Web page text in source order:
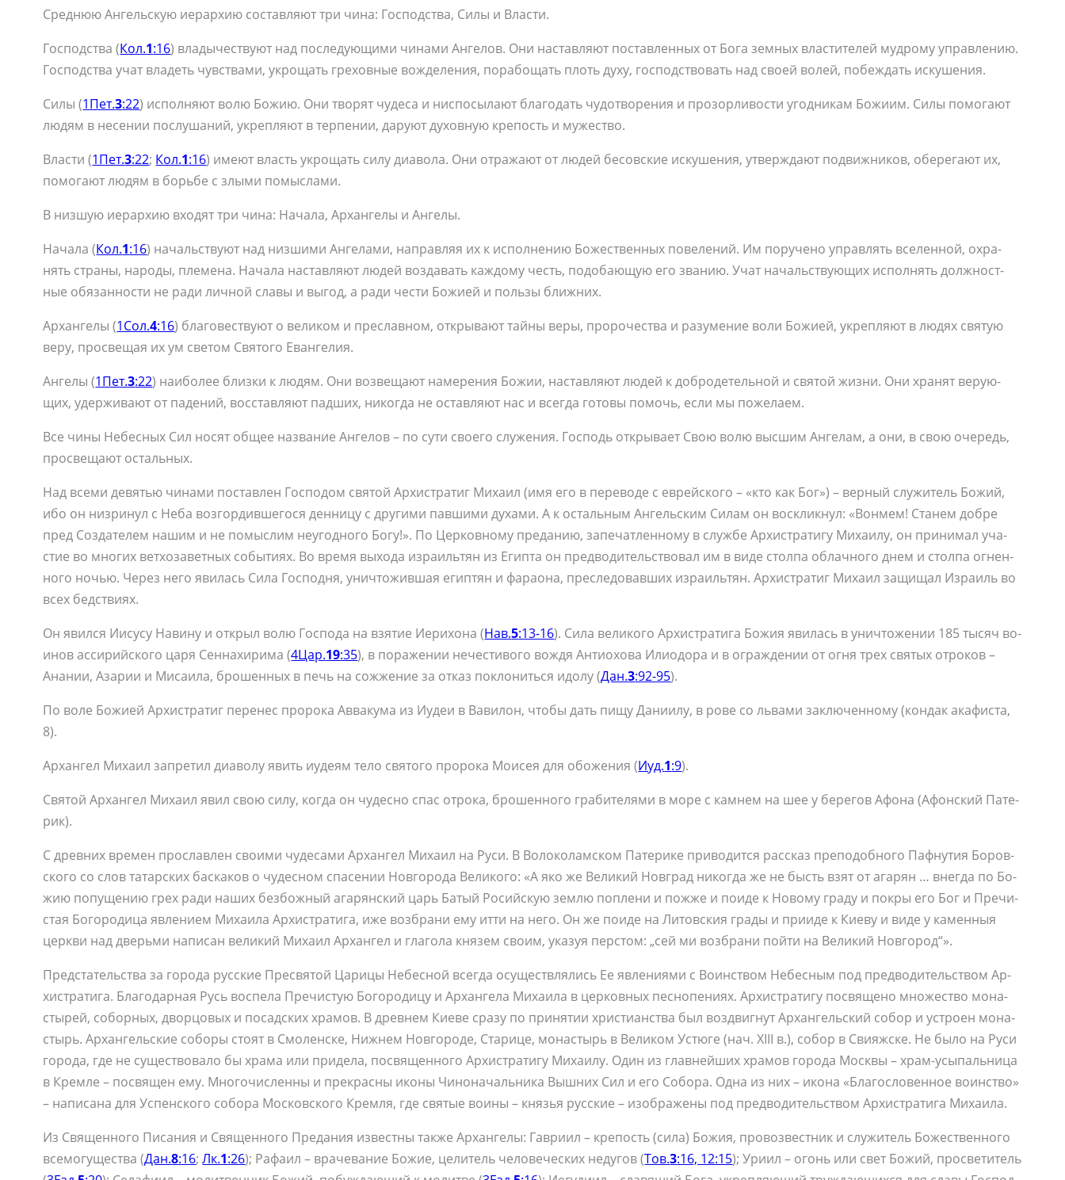
Сред­нюю Ан­гель­скую иерар­хию со­став­ля­ют три чи­на: Гос­под­ства, Си­лы и Вла­сти.
Гос­под­ства (Кол.1:16) вла­ды­че­ству­ют над по­сле­ду­ю­щи­ми чи­на­ми Ан­ге­лов. Они на­став­ля­ют по­став­лен­ных от Бо­га зем­ных вла­сти­те­лей муд­ро­му управ­ле­нию.
Гос­под­ства учат вла­деть чув­ства­ми, укро­щать гре­хов­ные во­жде­ле­ния, по­ра­бо­щать плоть ду­ху, гос­под­ство­вать над сво­ей во­лей, по­беж­дать ис­ку­ше­ния.
Си­лы (1Пет.3:22) ис­пол­ня­ют во­лю Бо­жию. Они тво­рят чу­де­са и нис­по­сы­ла­ют бла­го­дать чу­до­тво­ре­ния и про­зор­ли­во­сти угод­ни­кам Бо­жи­им. Си­лы по­мо­га­ют
лю­дям в несе­нии по­слу­ша­ний, укреп­ля­ют в тер­пе­нии, да­ру­ют ду­хов­ную кре­пость и му­же­ство.
Вла­сти (1Пет.3:22; Кол.1:16) име­ют власть укро­щать си­лу диа­во­ла. Они от­ра­жа­ют от лю­дей бе­сов­ские ис­ку­ше­ния, утвер­жда­ют по­движ­ни­ков, обе­ре­га­ют их,
по­мо­га­ют лю­дям в борь­бе с злы­ми по­мыс­ла­ми.
В низ­шую иерар­хию вхо­дят три чи­на: На­ча­ла, Ар­хан­ге­лы и Ан­ге­лы.
На­ча­ла (Кол.1:16) на­чаль­ству­ют над низ­ши­ми Ан­ге­ла­ми, на­прав­ляя их к ис­пол­не­нию Бо­же­ствен­ных по­ве­ле­ний. Им по­ру­че­но управ­лять все­лен­ной, охра­
нять стра­ны, на­ро­ды, пле­ме­на. На­ча­ла на­став­ля­ют лю­дей воз­да­вать каж­до­му честь, по­до­ба­ю­щую его зва­нию. Учат на­чаль­ству­ю­щих ис­пол­нять долж­ност­
ные обя­зан­но­сти не ра­ди лич­ной сла­вы и вы­год, а ра­ди че­сти Бо­жи­ей и поль­зы ближ­них.
Ар­хан­ге­лы (1Сол.4:16) бла­го­вест­ву­ют о ве­ли­ком и пре­слав­ном, от­кры­ва­ют тай­ны ве­ры, про­ро­че­ства и ра­зу­ме­ние во­ли Бо­жи­ей, укреп­ля­ют в лю­дях свя­тую
ве­ру, про­све­щая их ум све­том Свя­то­го Еван­ге­лия.
Ан­ге­лы (1Пет.3:22) наи­бо­лее близ­ки к лю­дям. Они воз­ве­ща­ют на­ме­ре­ния Бо­жии, на­став­ля­ют лю­дей к доб­ро­де­тель­ной и свя­той жиз­ни. Они хра­нят ве­ру­ю­
щих, удер­жи­ва­ют от па­де­ний, вос­став­ля­ют пад­ших, ни­ко­гда не остав­ля­ют нас и все­гда го­то­вы по­мочь, ес­ли мы по­же­ла­ем.
Все чи­ны Небес­ных Сил но­сят об­щее на­зва­ние Ан­ге­лов – по су­ти сво­е­го слу­же­ния. Гос­подь от­кры­ва­ет Свою во­лю выс­шим Ан­ге­лам, а они, в свою оче­редь,
про­све­ща­ют осталь­ных.
Над все­ми де­вя­тью чи­на­ми по­став­лен Гос­по­дом свя­той Ар­хи­стра­тиг Ми­ха­ил (имя его в пе­ре­во­де с ев­рей­ско­го – «кто как Бог») – вер­ный слу­жи­тель Бо­жий,
ибо он низ­ри­нул с Неба воз­гор­див­ше­го­ся ден­ни­цу с дру­ги­ми пав­ши­ми ду­ха­ми. А к осталь­ным Ан­гель­ским Си­лам он вос­клик­нул: «Вон­мем! Ста­нем доб­ре
пред Со­зда­те­лем на­шим и не по­мыс­лим неугод­но­го Бо­гу!». По Цер­ков­но­му пре­да­нию, за­пе­чат­лен­но­му в служ­бе Ар­хи­стра­ти­гу Ми­ха­и­лу, он при­ни­мал уча­
стие во мно­гих вет­хо­за­вет­ных со­бы­ти­ях. Во вре­мя вы­хо­да из­ра­иль­тян из Егип­та он пред­во­ди­тель­ство­вал им в ви­де стол­па об­лач­но­го днем и стол­па ог­нен­
но­го но­чью. Через него яви­лась Си­ла Гос­под­ня, уни­что­жив­шая егип­тян и фа­ра­о­на, пре­сле­до­вав­ших из­ра­иль­тян. Ар­хи­стра­тиг Ми­ха­ил за­щи­щал Из­ра­иль во
всех бед­стви­ях.
Он явил­ся Иису­су На­ви­ну и от­крыл во­лю Гос­по­да на взя­тие Иери­хо­на (Нав.5:13-16). Си­ла ве­ли­ко­го Ар­хи­стра­ти­га Бо­жия яви­лась в уни­что­же­нии 185 ты­сяч во­
и­нов ас­си­рий­ско­го ца­ря Сен­на­хи­ри­ма (4Цар.19:35), в по­ра­же­нии нече­сти­во­го во­ждя Ан­тиохо­ва Или­о­до­ра и в ограж­де­нии от ог­ня трех свя­тых от­ро­ков –
Ана­нии, Аза­рии и Ми­са­и­ла, бро­шен­ных в печь на со­жже­ние за от­каз по­кло­нить­ся идо­лу (Дан.3:92-95).
По во­ле Бо­жи­ей Ар­хи­стра­тиг пе­ре­нес про­ро­ка Ав­ва­ку­ма из Иудеи в Ва­ви­лон, чтобы дать пи­щу Да­ни­и­лу, в ро­ве со льва­ми за­клю­чен­но­му (кондак ака­фи­ста,
8).
Ар­хан­гел Ми­ха­ил за­пре­тил диа­во­лу явить иуде­ям те­ло свя­то­го про­ро­ка Мо­и­сея для обо­же­ния (Иуд.1:9).
Свя­той Ар­хан­гел Ми­ха­ил явил свою си­лу, ко­гда он чу­дес­но спас от­ро­ка, бро­шен­но­го гра­би­те­ля­ми в мо­ре с кам­нем на шее у бе­ре­гов Афо­на (Афон­ский Па­те­
рик).
С древ­них вре­мен про­слав­лен сво­и­ми чу­де­са­ми Ар­хан­гел Ми­ха­ил на Ру­си. В Во­ло­ко­лам­ском Па­те­ри­ке при­во­дит­ся рас­сказ пре­по­доб­но­го Па­ф­ну­тия Бо­ров­
ско­го со слов та­тар­ских бас­ка­ков о чу­дес­ном спа­се­нии Нов­го­ро­да Ве­ли­ко­го: «А яко же Ве­ли­кий Нов­град ни­ко­гда же не бысть взят от ага­рян … вне­гда по Бо­
жию по­пуще­нию грех ра­ди на­ших без­бож­ный ага­рян­ский царь Ба­тый Ро­сий­скую зем­лю по­пле­ни и по­жже и по­и­де к Но­во­му гра­ду и по­к­ры его Бог и Пре­чи­
стая Бо­го­ро­ди­ца яв­ле­ни­ем Ми­ха­и­ла Ар­хи­стра­ти­га, иже воз­бра­ни ему ит­ти на него. Он же по­и­де на Ли­тов­ския гра­ды и при­и­де к Ки­е­ву и ви­де у ка­мен­ныя
церк­ви над дверь­ми на­пи­сан ве­ли­кий Ми­ха­ил Ар­хан­гел и гла­го­ла кня­зем сво­им, ука­зуя пер­стом: „сей ми воз­бра­ни пой­ти на Ве­ли­кий Нов­го­род“».
Пред­ста­тель­ства за го­ро­да рус­ские Пре­свя­той Ца­ри­цы Небес­ной все­гда осу­ществ­ля­лись Ее яв­ле­ни­я­ми с Во­ин­ством Небес­ным под пред­во­ди­тель­ством Ар­
хи­стра­ти­га. Бла­го­дар­ная Русь вос­пе­ла Пре­чи­стую Бо­го­ро­ди­цу и Ар­хан­ге­ла Ми­ха­и­ла в цер­ков­ных пес­но­пе­ни­ях. Ар­хи­стра­ти­гу по­свя­ще­но мно­же­ство мо­на­
сты­рей, со­бор­ных, двор­цо­вых и по­сад­ских хра­мов. В древ­нем Ки­е­ве сра­зу по при­ня­тии хри­сти­ан­ства был воз­двиг­нут Ар­хан­гель­ский со­бор и устро­ен мо­на­
стырь. Ар­хан­гель­ские со­бо­ры сто­ят в Смо­лен­ске, Ниж­нем Нов­го­ро­де, Ста­ри­це, мо­на­стырь в Ве­ли­ком Устю­ге (нач. XIII в.), со­бор в Сви­яж­с­ке. Не бы­ло на Ру­си
го­ро­да, где не су­ще­ство­ва­ло бы хра­ма или при­де­ла, по­свя­щен­но­го Ар­хи­стра­ти­гу Ми­ха­и­лу. Один из глав­ней­ших хра­мов го­ро­да Моск­вы – храм-усы­паль­ни­ца
в Крем­ле – по­свя­щен ему. Мно­го­чис­лен­ны и пре­крас­ны ико­ны Чи­но­на­чаль­ни­ка Выш­них Сил и его Со­бо­ра. Од­на из них – ико­на «Бла­го­сло­вен­ное во­ин­ство»
– на­пи­са­на для Успен­ско­го со­бо­ра Мос­ков­ско­го Крем­ля, где свя­тые во­и­ны – кня­зья рус­ские – изо­бра­же­ны под пред­во­ди­тель­ством Ар­хи­стра­ти­га Ми­ха­и­ла.
Из Свя­щен­но­го Пи­са­ния и Свя­щен­но­го Пре­да­ния из­вест­ны так­же Ар­хан­ге­лы: Гав­ри­ил – кре­пость (си­ла) Бо­жия, про­воз­вест­ник и слу­жи­тель Бо­же­ствен­но­го
все­мо­гу­ще­ства (Дан.8:16;Лк.1:26); Ра­фа­ил – вра­че­ва­ние Бо­жие, це­ли­тель че­ло­ве­че­ских неду­гов (Тов.3:16, 12:15); Ури­ил – огонь или свет Бо­жий, про­све­ти­тель